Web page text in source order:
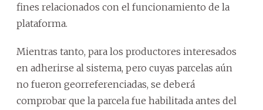
fines relacionados con el funcionamiento de la
plataforma.
Mientras tanto, para los productores interesados
en adherirse al sistema, pero cuyas parcelas aún
no fueron georreferenciadas, se deberá
comprobar que la parcela fue habilitada antes del